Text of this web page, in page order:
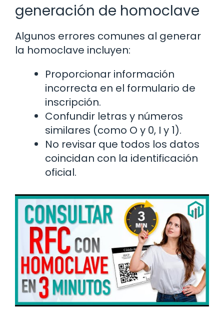
generación de homoclave
Algunos errores comunes al generar
la homoclave incluyen:
Proporcionar información
incorrecta en el formulario de
inscripción.
Confundir letras y números
similares (como O y 0, I y 1).
No revisar que todos los datos
coincidan con la identificación
oficial.